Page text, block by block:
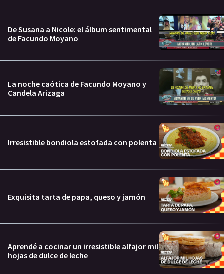
De Susana a Nicole: el álbum sentimental
de Facundo Moyano
La noche caótica de Facundo Moyano y
Candela Arizaga
Irresistible bondiola estofada con polenta
Exquisita tarta de papa, queso y jamón
Aprendé a cocinar un irresistible alfajor mil
hojas de dulce de leche